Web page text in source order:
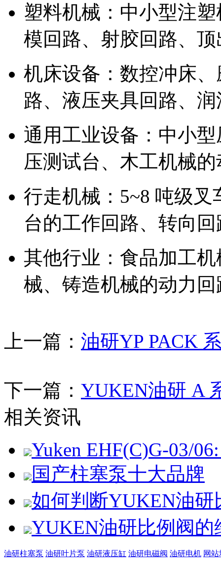
塑料机械：中小型注
模回路、射胶回路、
机床设备：数控冲床
路、液压夹具回路、
通用工业设备：中小
压测试台、木工机械
行走机械：5~8 吨级
台的工作回路、转向
其他行业：食品加工
械、铸造机械的动力回
上一篇： 油研YP PACK
下一篇： YUKEN油研 A
相关资讯
Yuken EHF(C)G-03/
国产柱塞泵十大品牌
如何判断YUKEN油
YUKEN油研比例阀的
油研柱塞泵 油研叶片泵 油研液压缸 油研电磁阀 油研电机 网